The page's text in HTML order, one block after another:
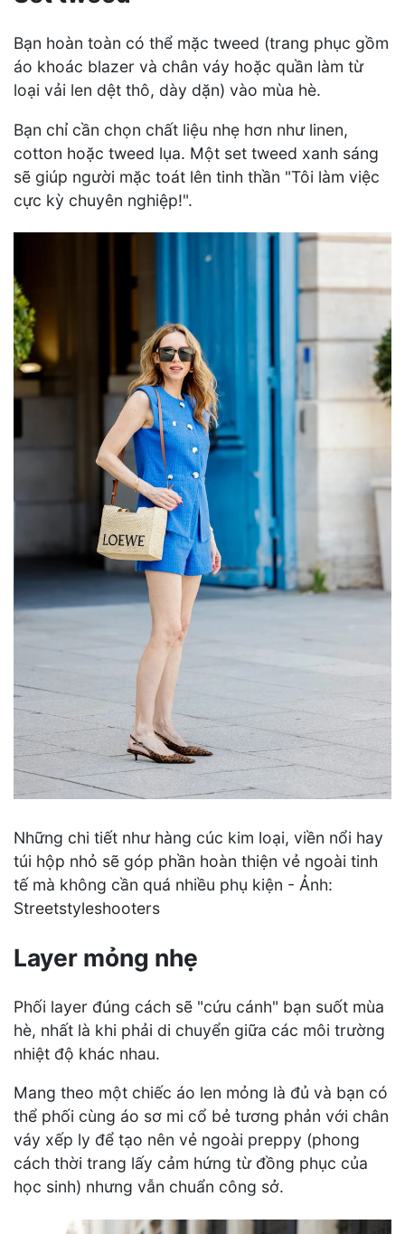
Bạn hoàn toàn có thể mặc tweed (trang phục gồm
áo khoác blazer và chân váy hoặc quần làm từ
loại vải len dệt thô, dày dặn) vào mùa hè.
Bạn chỉ cần chọn chất liệu nhẹ hơn như linen,
cotton hoặc tweed lụa. Một set tweed xanh sáng
sẽ giúp người mặc toát lên tinh thần "Tôi làm việc
cực kỳ chuyên nghiệp!".
Những chi tiết như hàng cúc kim loại, viền nổi hay
túi hộp nhỏ sẽ góp phần hoàn thiện vẻ ngoài tinh
tế mà không cần quá nhiều phụ kiện - Ảnh:
Streetstyleshooters
Layer mỏng nhẹ
Phối layer đúng cách sẽ "cứu cánh" bạn suốt mùa
hè, nhất là khi phải di chuyển giữa các môi trường
nhiệt độ khác nhau.
Mang theo một chiếc áo len mỏng là đủ và bạn có
thể phối cùng áo sơ mi cổ bẻ tương phản với chân
váy xếp ly để tạo nên vẻ ngoài preppy (phong
cách thời trang lấy cảm hứng từ đồng phục của
học sinh) nhưng vẫn chuẩn công sở.